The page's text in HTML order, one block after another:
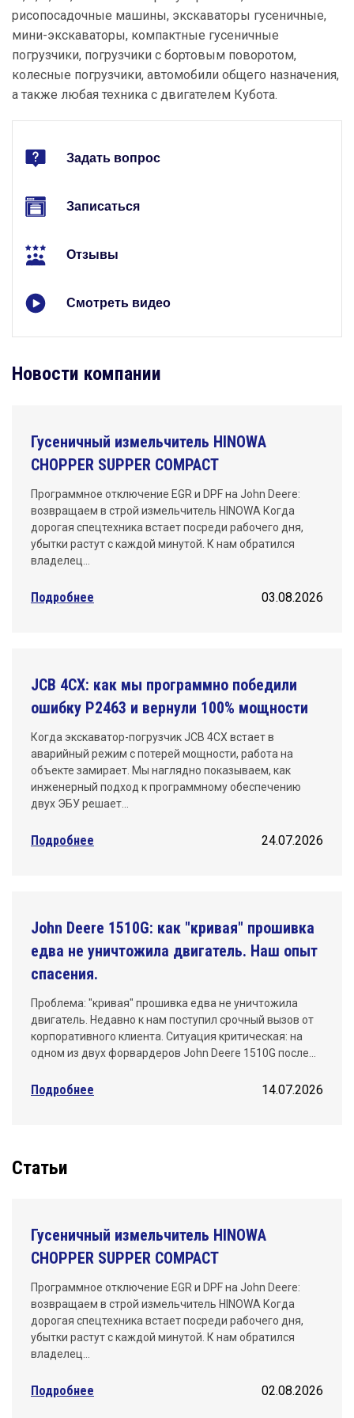
рисопосадочные машины, экскаваторы гусеничные,
мини-экскаваторы, компактные гусеничные
погрузчики, погрузчики с бортовым поворотом,
колесные погрузчики, автомобили общего назначения,
а также любая техника с двигателем Кубота.
Задать вопрос
Записаться
Отзывы
Смотреть видео
Новости компании
Гусеничный измельчитель HINOWA
CHOPPER SUPPER COMPACT
Программное отключение EGR и DPF на John Deere:
возвращаем в строй измельчитель HINOWA Когда
дорогая спецтехника встает посреди рабочего дня,
убытки растут с каждой минутой. К нам обратился
владелец…
Подробнее 03.08.2026
JCB 4CX: как мы программно победили
ошибку P2463 и вернули 100% мощности
Когда экскаватор-погрузчик JCB 4CX встает в
аварийный режим с потерей мощности, работа на
объекте замирает. Мы наглядно показываем, как
инженерный подход к программному обеспечению
двух ЭБУ решает…
Подробнее 24.07.2026
John Deere 1510G: как "кривая" прошивка
едва не уничтожила двигатель. Наш опыт
спасения.
Проблема: "кривая" прошивка едва не уничтожила
двигатель. Недавно к нам поступил срочный вызов от
корпоративного клиента. Ситуация критическая: на
одном из двух форвардеров John Deere 1510G после…
Подробнее 14.07.2026
Статьи
Гусеничный измельчитель HINOWA
CHOPPER SUPPER COMPACT
Программное отключение EGR и DPF на John Deere:
возвращаем в строй измельчитель HINOWA Когда
дорогая спецтехника встает посреди рабочего дня,
убытки растут с каждой минутой. К нам обратился
владелец…
02.08.2026
Подробнее